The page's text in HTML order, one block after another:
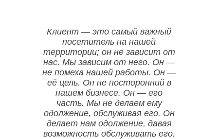
Клиент — это самый важный
посетитель на нашей
территории; он не зависит от
нас. Мы зависим от него. Он —
не помеха нашей работы. Он —
её цель. Он не посторонний в
нашем бизнесе. Он — его
часть. Мы не делаем ему
одолжение, обслуживая его. Он
делает нам одолжение, давая
возможность обслуживать его.